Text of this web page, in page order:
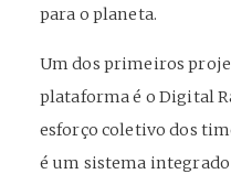
para o planeta.
Um dos primeiros
plataforma é o Digital
esforço coletivo dos
é um sistema